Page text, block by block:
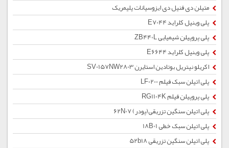
متیلن دی فنیل دی ایزوسیانات پلیمریک
پلی وینیل کلراید E7044
پلی پروپیلن شیمیایی ZB440L
پلی وینیل کلراید E6644
اکریلو نیتریل بوتادین استایرن SV0157NW2803
پلی اتیلن سبک فیلم LF0200
پلی پروپیلن فیلم RG1104K
پلی اتیلن سنگین تزریقی(پودر) 62N07
پلی اتیلن سبک خطی 18B01
پلی اتیلن سنگین تزریقی 52b18